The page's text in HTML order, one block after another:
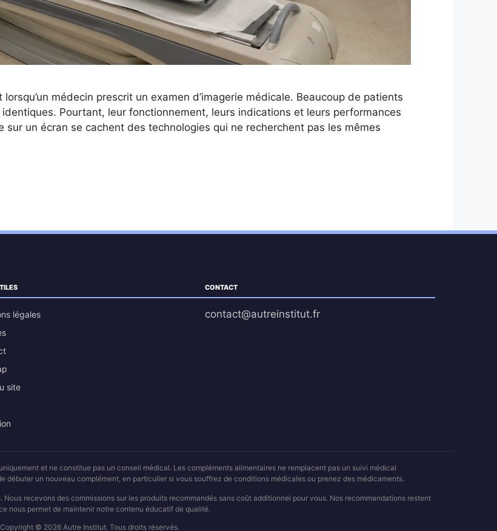
médecin prescrit un examen d’imagerie médicale. Beaucoup de patients
identiques. Pourtant, leur fonctionnement, leurs indications et leurs performances
un écran se cachent des technologies qui ne recherchent pas les mêmes
légales
site
CONTACT
contact@autreinstitut.fr
et ne constitue pas un conseil médical. Les compléments alimentaires ne remplacent pas un suivi médical
un nouveau complément, en particulier si vous souffrez de conditions médicales ou prenez des médicaments.
recevons des commissions sur les produits recommandés sans coût additionnel pour vous. Nos recommandations restent
nous permet de maintenir notre contenu éducatif de qualité.
Copyright © 2026 Autre Institut. Tous droits réservés.